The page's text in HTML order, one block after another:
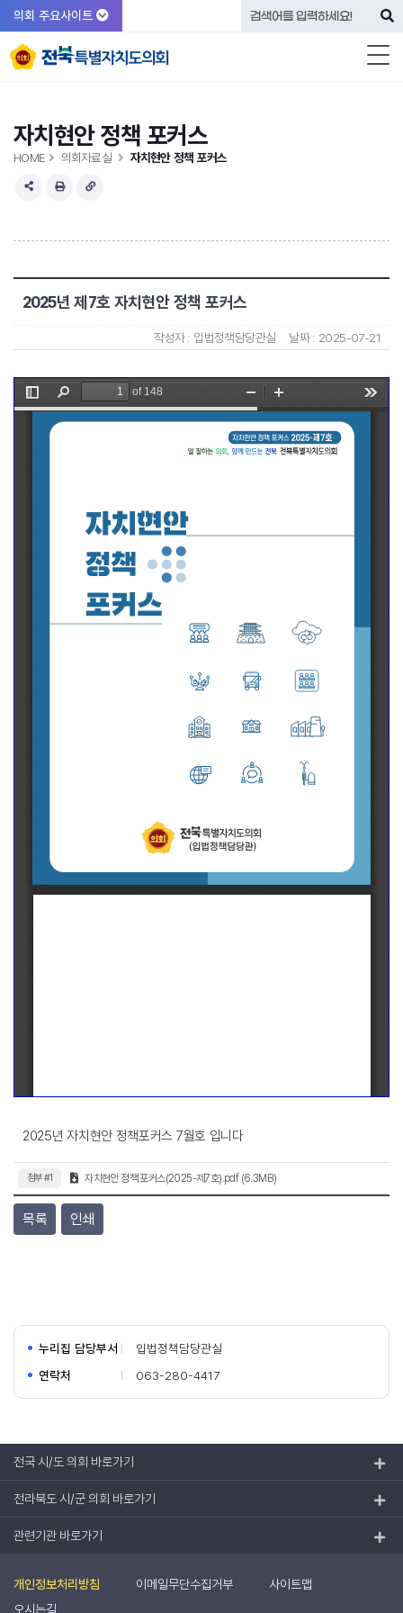
의회 주요사이트
자치현안 정책 포커스
HOME 의회자료실 자치현안 정책 포커스
2025년 제7호 자치현안 정책 포커스
작성자 : 입법정책담당관실 날짜 : 2025-07-21
2025년 자치현안 정책포커스 7월호 입니다
첨부 #1 자치현안 정책 포커스(2025-제7호).pdf (6.3MB)
목록 인쇄
누리집 담당부서
입법정책담당관실
연락처
063-280-4417
전국 시/도 의회 바로가기
전라북도 시/군 의회 바로가기
관련기관 바로가기
개인정보처리방침 이메일무단수집거부
사이트맵
오시는길